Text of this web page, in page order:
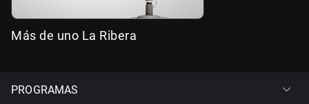
Más de uno La Ribera
PROGRAMAS